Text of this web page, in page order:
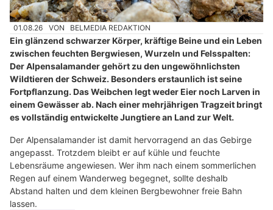
01.08.26 VON BELMEDIA REDAKTION
Ein glänzend schwarzer Körper, kräftige Beine und ein Leben
zwischen feuchten Bergwiesen, Wurzeln und Felsspalten:
Der Alpensalamander gehört zu den ungewöhnlichsten
Wildtieren der Schweiz. Besonders erstaunlich ist seine
Fortpflanzung. Das Weibchen legt weder Eier noch Larven in
einem Gewässer ab. Nach einer mehrjährigen Tragzeit bringt
es vollständig entwickelte Jungtiere an Land zur Welt.
Der Alpensalamander ist damit hervorragend an das Gebirge
angepasst. Trotzdem bleibt er auf kühle und feuchte
Lebensräume angewiesen. Wer ihm nach einem sommerlichen
Regen auf einem Wanderweg begegnet, sollte deshalb
Abstand halten und dem kleinen Bergbewohner freie Bahn
lassen.